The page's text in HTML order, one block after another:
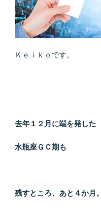
ワ
ー
ウ
ィ
ッ
通
に
「ク
Ｋｅｉｋｏです。
去年１２月に端を発した
水瓶座ＧＣ期も
残すところ、あと４か月。